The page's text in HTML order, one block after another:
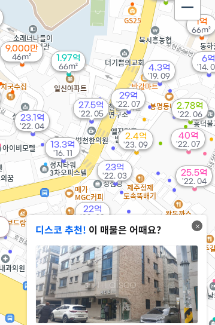
월 43만
23m²
1억
66m²
2.4억
'23. 09
1.97억
66m²
29억
'22. 07
40억
'22. 07
2.78억
'22. 06
27.5억
'22. 05
25.5억
'22. 04
23.1억
'22. 04
22억
'22. 03
23억
'22. 03
9,000만
46m²
4.3억
'19. 09
13.3억
'16. 11
800만
24m²
6억
'14.
디스코 추천! 이 매물은 어때요?